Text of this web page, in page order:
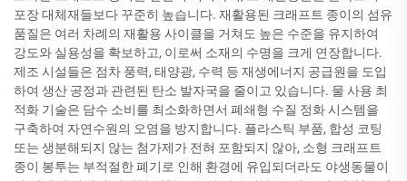
포장 대체재들보다 꾸준히 높습니다. 재활용된 크래프트 종이의 섬유
품질은 여러 차례의 재활용 사이클을 거쳐도 높은 수준을 유지하여
강도와 실용성을 확보하고, 이로써 소재의 수명을 크게 연장합니다.
제조 시설들은 점차 풍력, 태양광, 수력 등 재생에너지 공급원을 도입
하여 생산 공정과 관련된 탄소 발자국을 줄이고 있습니다. 물 사용 최
적화 기술은 담수 소비를 최소화하면서 폐쇄형 수질 정화 시스템을
구축하여 자연수원의 오염을 방지합니다. 플라스틱 부품, 합성 코팅
또는 생분해되지 않는 첨가제가 전혀 포함되지 않아, 소형 크래프트
종이 봉투는 부적절한 폐기로 인해 환경에 유입되더라도 야생동물이